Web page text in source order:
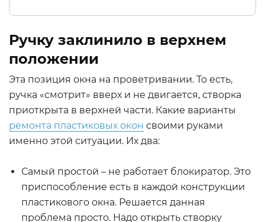
Ручку заклинило в верхнем
положении
Эта позиция окна на проветривании. То есть,
ручка «смотрит» вверх и не двигается, створка
приоткрыта в верхней части. Какие варианты
ремонта пластиковых окон своими руками
именно этой ситуации. Их два:
Самый простой – не работает блокиратор. Это
приспособление есть в каждой конструкции
пластикового окна. Решается данная
проблема просто. Надо открыть створку